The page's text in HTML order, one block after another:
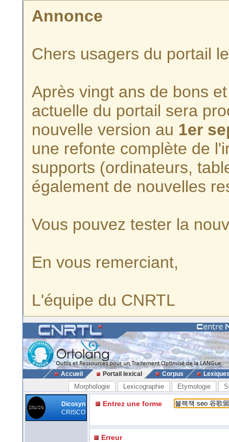
Annonce
Chers usagers du portail
Après vingt ans de bons
actuelle du portail sera
nouvelle version au 1er
une refonte complète de
supports (ordinateurs,
également de nouvelles
Vous pouvez tester la
En vous remerciant,
L'équipe du CNRTL
Accueil Portail lexical Corpus
Morphologie Lexicographie Etymologie
Dicosyn
CRISCO
Entrez une forme
Erreur